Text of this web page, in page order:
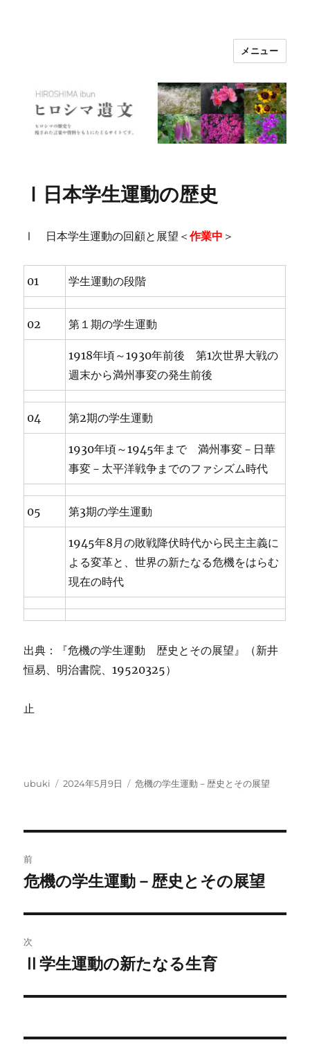
メニュー
Ⅰ日本学生運動の歴史
Ⅰ 日本学生運動の回顧と展望＜作業中 ＞
01 学生運動の段階
02 第１期の学生運動
1918年頃～1930年前後 第1次世界大戦の
週末から満州事変の発生前後
04 第2期の学生運動
1930年頃～1945年まで 満州事変－日華
事変－太平洋戦争までのファシズム時代
05 第3期の学生運動
1945年8月の敗戦降伏時代から民主主義に
よる変革と、世界の新たなる危機をはらむ
現在の時代
出典：『危機の学生運動 歴史とその展望』（新井
恒易、明治書院、19520325）
止
投
ubuki
投
2024年5月9日
カ
危機の学生運動－歴史とその展望
稿
ビ
ゲ
ー
前
前
投
稿:
危機の学生運動－歴史とその展望
次
投
Ⅱ学生運動の新たなる生育